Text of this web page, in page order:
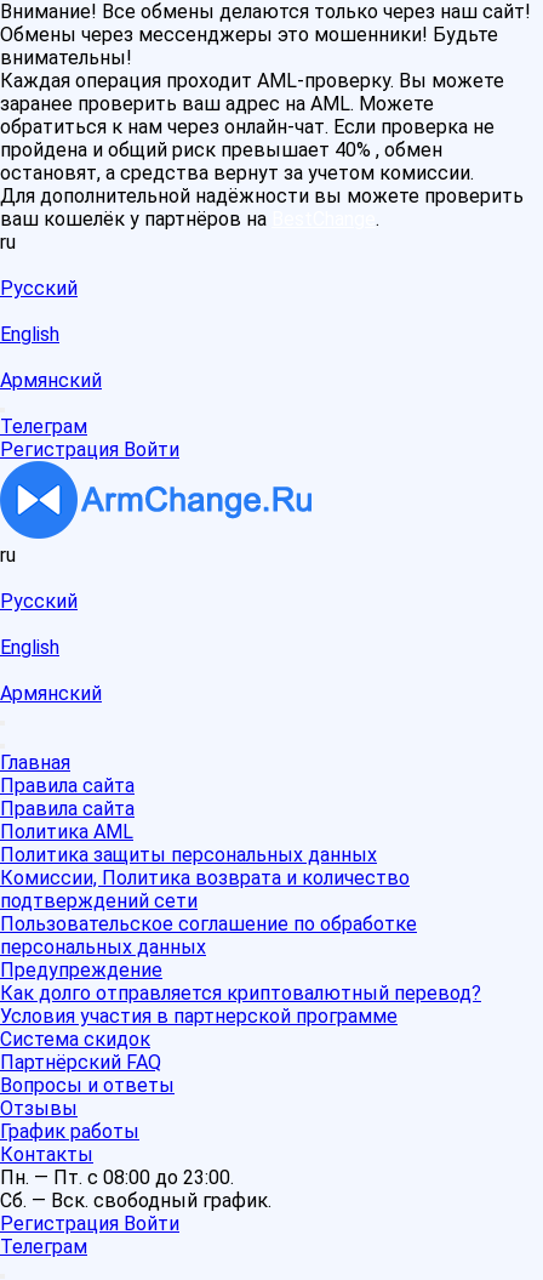
Внимание! Все обмены делаются только через наш сайт!
Обмены через мессенджеры это мошенники! Будьте
внимательны!
Каждая операция проходит AML-проверку. Вы можете
заранее проверить ваш адрес на AML. Можете
обратиться к нам через онлайн-чат. Если проверка не
пройдена и общий риск превышает 40% , обмен
остановят, а средства вернут за учетом комиссии.
Для дополнительной надёжности вы можете проверить
ваш кошелёк у партнёров на
.
ru
Русский
English
Армянский
Телеграм
Регистрация Войти
ru
Русский
English
Армянский
Главная
Правила сайта
Правила сайта
Политика AML
Политика защиты персональных данных
Комиссии, Политика возврата и количество
подтверждений сети
Пользовательское соглашение по обработке
персональных данных
Предупреждение
Как долго отправляется криптовалютный перевод?
Условия участия в партнерской программе
Система скидок
Партнёрский FAQ
Вопросы и ответы
Отзывы
График работы
Контакты
Пн. — Пт. с 08:00 до 23:00.
Сб. — Вск. свободный график.
Регистрация Войти
Телеграм